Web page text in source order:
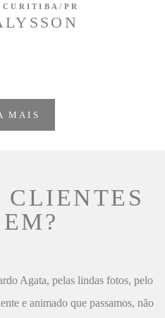
PR
MAIS
CLIENTES
Agata, pelas lindas fotos, pelo
e animado que passamos, não